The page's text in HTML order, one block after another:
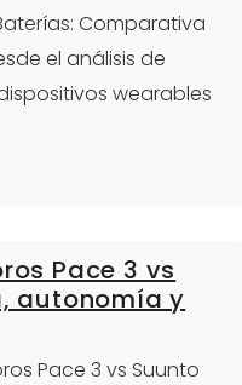
Comparativa
el análisis de
wearables
Pace 3 vs
autonomía y
Pace 3 vs Suunto